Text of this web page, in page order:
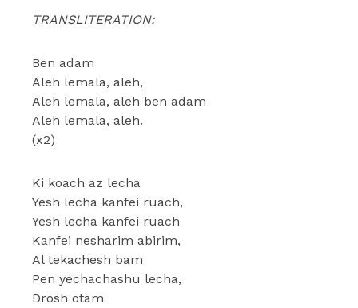
TRANSLITERATION:
Ben adam
Aleh lemala, aleh,
Aleh lemala, aleh ben adam
Aleh lemala, aleh.
(x2)
Ki koach az lecha
Yesh lecha kanfei ruach,
Yesh lecha kanfei ruach
Kanfei nesharim abirim,
Al tekachesh bam
Pen yechachashu lecha,
Drosh otam